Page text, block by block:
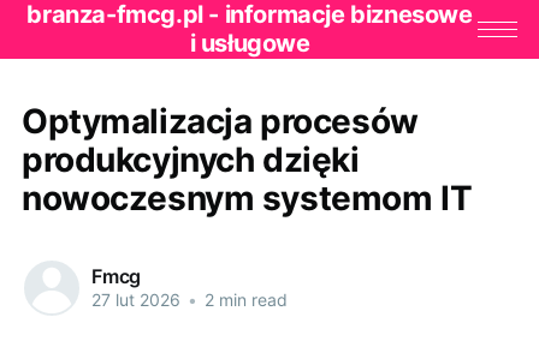
branza-fmcg.pl - informacje biznesowe
i usługowe
Optymalizacja procesów
produkcyjnych dzięki
nowoczesnym systemom IT
Fmcg
27 lut 2026 • 2 min read